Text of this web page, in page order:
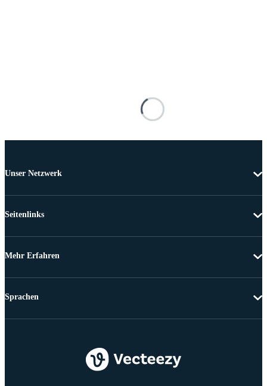
Unser Netzwerk
Seitenlinks
Mehr Erfahren
Sprachen